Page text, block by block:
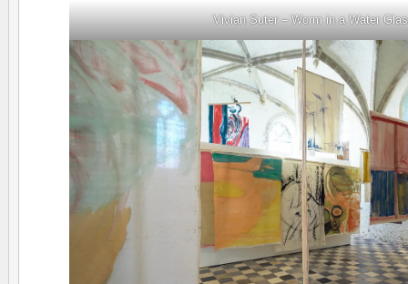
Vivian Suter – Worm in a Water